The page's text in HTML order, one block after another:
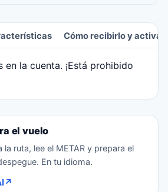
Cómo recibirlo y
en la cuenta. ¡Está prohibido
el vuelo
ruta, lee el METAR y prepara el
En tu idioma.
↗